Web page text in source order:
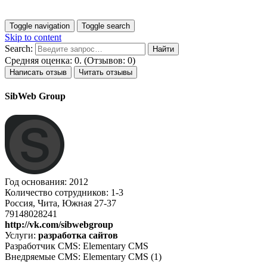
Toggle navigation Toggle search
Skip to content
Search:
Средняя оценка: 0. (Отзывов: 0)
Написать отзыв Читать отзывы
SibWeb Group
Год основания: 2012
Количество сотрудников: 1-3
Россия, Чита, Южная 27-37
79148028241
http://vk.com/sibwebgroup
Услуги: разработка сайтов
Разработчик CMS: Elementary CMS
Внедряемые CMS: Elementary CMS (1)